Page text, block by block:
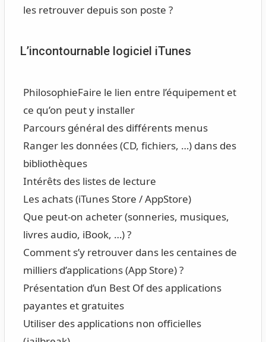
les retrouver depuis son poste ?
L’incontournable logiciel iTunes
PhilosophieFaire le lien entre l’équipement et
ce qu’on peut y installer
Parcours général des différents menus
Ranger les données (CD, fichiers, …) dans des
bibliothèques
Intérêts des listes de lecture
Les achats (iTunes Store / AppStore)
Que peut-on acheter (sonneries, musiques,
livres audio, iBook, …) ?
Comment s’y retrouver dans les centaines de
milliers d’applications (App Store) ?
Présentation d’un Best Of des applications
payantes et gratuites
Utiliser des applications non officielles